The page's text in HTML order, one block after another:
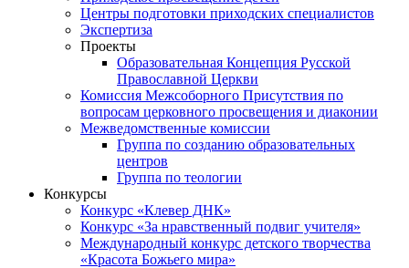
Центры подготовки приходских специалистов
Экспертиза
Проекты
Образовательная Концепция Русской
Православной Церкви
Комиссия Межсоборного Присутствия по
вопросам церковного просвещения и диаконии
Межведомственные комиссии
Группа по созданию образовательных
центров
Группа по теологии
Конкурсы
Конкурс «Клевер ДНК»
Конкурс «За нравственный подвиг учителя»
Международный конкурс детского творчества
«Красота Божьего мира»